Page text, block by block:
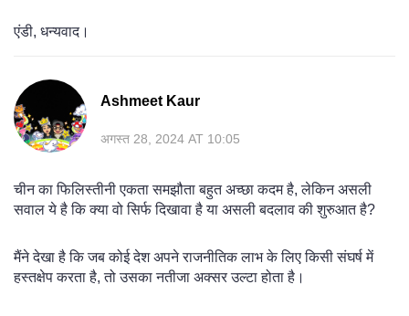
एंडी, धन्यवाद।
Ashmeet Kaur
अगस्त 28, 2024 AT 10:05
चीन का फिलिस्तीनी एकता समझौता बहुत अच्छा कदम है, लेकिन असली
सवाल ये है कि क्या वो सिर्फ दिखावा है या असली बदलाव की शुरुआत है?
मैंने देखा है कि जब कोई देश अपने राजनीतिक लाभ के लिए किसी संघर्ष में
हस्तक्षेप करता है, तो उसका नतीजा अक्सर उल्टा होता है।